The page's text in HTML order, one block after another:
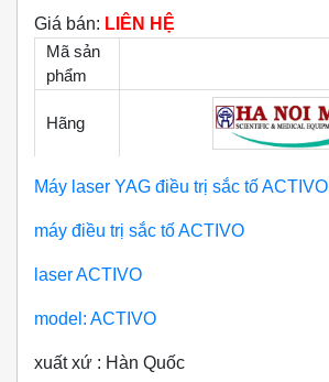
Giá bán: LIÊN HỆ
Mã sản
phẩm
Hãng
Máy laser YAG điều trị sắc tố ACTIVO
máy điều trị sắc tố ACTIVO
laser ACTIVO
model: ACTIVO
xuất xứ : Hàn Quốc